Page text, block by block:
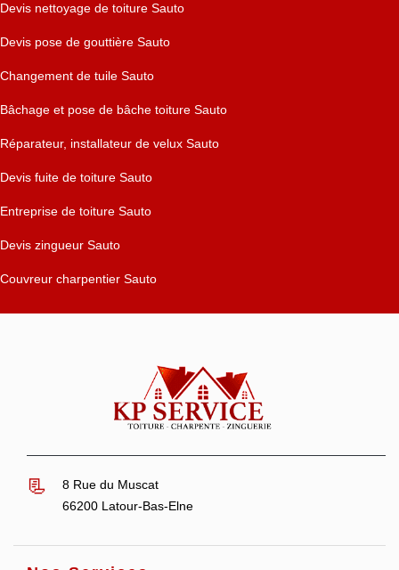
Devis nettoyage de toiture Sauto
Devis pose de gouttière Sauto
Changement de tuile Sauto
Bâchage et pose de bâche toiture Sauto
Réparateur, installateur de velux Sauto
Devis fuite de toiture Sauto
Entreprise de toiture Sauto
Devis zingueur Sauto
Couvreur charpentier Sauto
8 Rue du Muscat
66200 Latour-Bas-Elne